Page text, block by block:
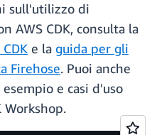
sull'utilizzo di
AWS CDK, consulta la
e la guida per gli
Firehose. Puoi anche
e casi d'uso
Workshop.